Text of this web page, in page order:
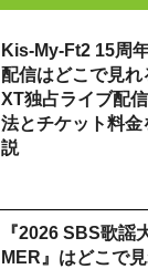
Kis-My-Ft2 15周
配信はどこで見れ
XT独占ライブ配
法とチケット料金
説
『2026 SBS歌謡
MER』はどこで